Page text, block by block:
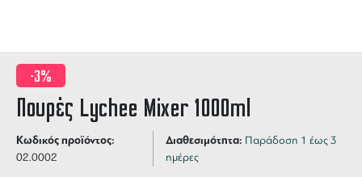
-3%
Πουρές Lychee Mixer 1000ml
Κωδικός προϊόντος:
02.0002
Διαθεσιμότητα: Παράδοση 1 έως 3
ημέρες